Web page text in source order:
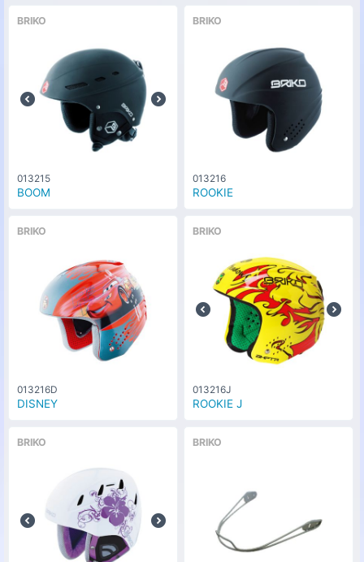
BRIKO
013215
BOOM
BRIKO
013216
ROOKIE
BRIKO
013216D
DISNEY
BRIKO
013216J
ROOKIE J
BRIKO BRIKO